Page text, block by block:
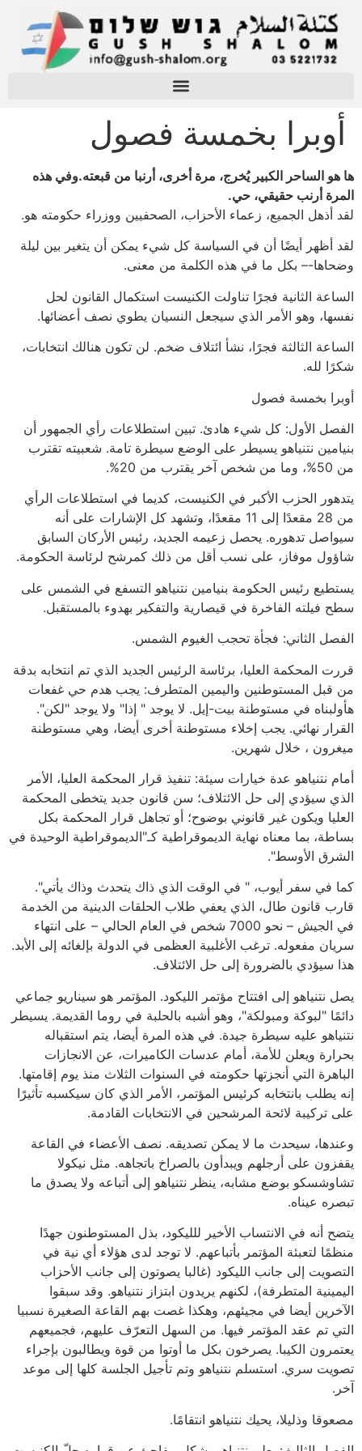
أوبرا بخمسة فصول
ها هو الساحر الكبير يُخرج، مرة أخرى، أرنبا من قبعته.وفي هذه
المرة أرنب حقيقي، حي.
لقد أذهل الجميع، زعماء الأحزاب، الصحفيين ووزراء حكومته هو.
لقد أظهر أيضًا أن في السياسة كل شيء يمكن أن يتغير بين ليلة
وضحاها-– بكل ما في هذه الكلمة من معنى.
الساعة الثانية فجرًا تناولت الكنيست استكمال القانون لحل
نفسها، وهو الأمر الذي سيجعل النسيان يطوي نصف أعضائها.
الساعة الثالثة فجرًا، نشأ ائتلاف ضخم. لن تكون هنالك انتخابات،
شكرًا لله.
أوبرا بخمسة فصول
الفصل الأول: كل شيء هادئ. تبين استطلاعات رأي الجمهور أن
بنيامين نتنياهو يسيطر على الوضع سيطرة تامة. شعبيته تقترب
من 50%، وما من شخص آخر يقترب من 20%.
يتدهور الحزب الأكبر في الكنيست، كديما في استطلاعات الرأي
من 28 مقعدًا إلى 11 مقعدًا، وتشهد كل الإشارات على أنه
سيواصل تدهوره. يحصل زعيمه الجديد، رئيس الأركان السابق
شاؤول موفاز، على نسب أقل من ذلك كمرشح لرئاسة الحكومة.
يستطيع رئيس الحكومة بنيامين نتنياهو التسفع في الشمس على
سطح فيلته الفاخرة في قيصارية والتفكير بهدوء بالمستقبل.
الفصل الثاني: فجأة تحجب الغيوم الشمس.
قررت المحكمة العليا، برئاسة الرئيس الجديد الذي تم انتخابه بدقة
من قبل المستوطنين واليمين المتطرف: يجب هدم حي غفعات
هأولبناه في مستوطنة بيت-إيل. لا يوجد " إذا" ولا يوجد "لكن".
القرار نهائي. يجب إخلاء مستوطنة أخرى أيضا، وهي مستوطنة
ميغرون ، خلال شهرين.
أمام نتنياهو عدة خيارات سيئة: تنفيذ قرار المحكمة العليا، الأمر
الذي سيؤدي إلى حل الائتلاف؛ سن قانون جديد يتخطى المحكمة
العليا ويكون غير قانوني بوضوح؛ أو تجاهل قرار المحكمة بكل
بساطة، بما معناه نهاية الديموقراطية كـ"الديموقراطية الوحيدة في
الشرق الأوسط".
كما في سفر أيوب، " في الوقت الذي ذاك يتحدث وذاك يأتي".
قارب قانون طال، الذي يعفي طلاب الحلقات الدينية من الخدمة
في الجيش – نحو 7000 شخص في العام الحالي – على انتهاء
سريان مفعوله. ترغب الأغلبية العظمى في الدولة بإلغائه إلى الأبد.
هذا سيؤدي بالضرورة إلى حل الائتلاف.
يصل نتنياهو إلى افتتاح مؤتمر الليكود. المؤتمر هو سيناريو جماعي
دائمًا "لبوكة ومبولكة"، وهو أشبه بالحلبة في روما القديمة. يسيطر
نتنياهو عليه سيطرة جيدة. في هذه المرة أيضا، يتم استقباله
بحرارة ويعلن للأمة، أمام عدسات الكاميرات، عن الانجازات
الباهرة التي أنجزتها حكومته في السنوات الثلاث منذ يوم إقامتها.
إنه يطلب بانتخابه كرئيس المؤتمر، الأمر الذي كان سيكسبه تأثيرًا
على تركيبة لائحة المرشحين في الانتخابات القادمة.
وعندها، سيحدث ما لا يمكن تصديقه. نصف الأعضاء في القاعة
يقفزون على أرجلهم ويبدأون بالصراخ باتجاهه. مثل نيكولا
تشاوشسكو بوضع مشابه، ينظر نتنياهو إلى أتباعه ولا يصدق ما
تبصره عيناه.
يتضح أنه في الانتساب الأخير للليكود، بذل المستوطنون جهدًا
منظمًا لتعبئة المؤتمر بأتباعهم. لا توجد لدى هؤلاء أي نية في
التصويت إلى جانب الليكود (غالبا يصوتون إلى جانب الأحزاب
اليمينية المتطرفة)، لكنهم يريدون ابتزاز نتنياهو. وقد سبقوا
الآخرين أيضا في مجيئهم، وهكذا غصت بهم القاعة الصغيرة نسبيا
التي تم عقد المؤتمر فيها. من السهل التعرّف عليهم، فجميعهم
يعتمرون الكيبا. يصرخون بكل ما أوتوا من قوة ويطالبون بإجراء
تصويت سري. استسلم نتنياهو وتم تأجيل الجلسة كلها إلى موعد
آخر.
مصعوقا وذليلا، يحيك نتنياهو انتقامًا.